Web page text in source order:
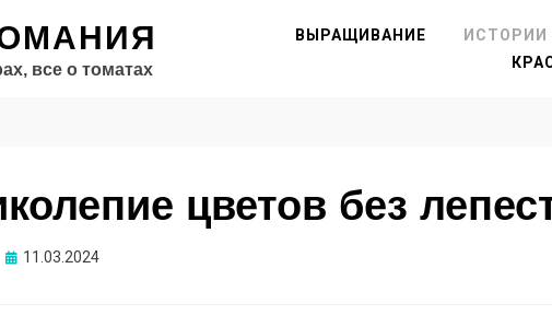
все о томатах
ВЫРАЩИВАНИЕ ИСТОРИИ
цветов без
Опубликовано
11.03.2024